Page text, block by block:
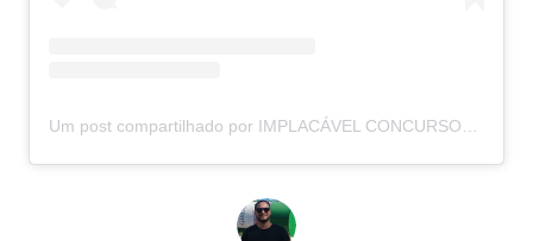
Um post compartilhado por IMPLACÁVEL CONCURSOS (@implacavelconcursos)